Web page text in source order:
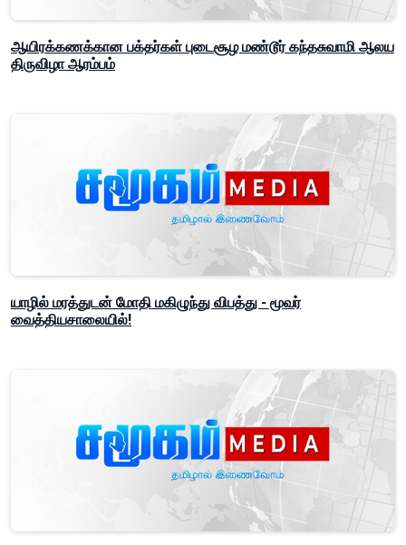
ஆயிரக்கணக்கான பக்தர்கள் புடைசூழ மண்டூர் கந்தசுவாமி ஆலய
திருவிழா ஆரம்பம்
யாழில் மரத்துடன் மோதி மகிழுந்து விபத்து - மூவர்
வைத்தியசாலையில்!